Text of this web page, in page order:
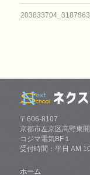
〒606-8107
京都市左京区高野東
コジマ電気BF１
受付時間：平日 AM
ホーム